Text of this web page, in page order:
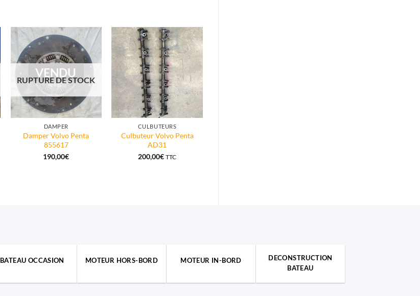
VENDU
RUPTURE DE STOCK
DAMPER
Damper Volvo Penta
855617
190,00€
CULBUTEURS
Culbuteur Volvo Penta
AD31
200,00€ TTC
BATEAU OCCASION MOTEUR HORS-BORD MOTEUR IN-BORD
DECONSTRUCTION
BATEAU